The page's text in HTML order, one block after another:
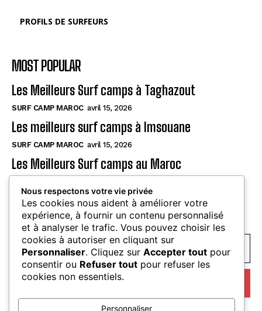
PROFILS DE SURFEURS
MOST POPULAR
Les Meilleurs Surf camps à Taghazout
SURF CAMP MAROC avril 15, 2026
Les meilleurs surf camps à Imsouane
SURF CAMP MAROC avril 15, 2026
Les Meilleurs Surf camps au Maroc
SUBSCRIBE
I WANT IN
Nous respectons votre vie privée
Les cookies nous aident à améliorer votre
expérience, à fournir un contenu personnalisé
et à analyser le trafic. Vous pouvez choisir les
cookies à autoriser en cliquant sur
Personnaliser. Cliquez sur Accepter tout pour
consentir ou Refuser tout pour refuser les
cookies non essentiels.
Personnaliser